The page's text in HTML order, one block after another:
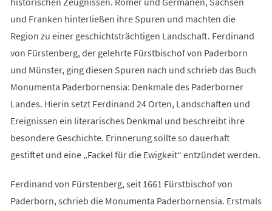
und Franken hinterließen ihre Spuren und machten die
Region zu einer geschichtsträchtigen Landschaft. Ferdinand
von Fürstenberg, der gelehrte Fürstbischof von Paderborn
und Münster, ging diesen Spuren nach und schrieb das Buch
Monumenta Paderbornensia: Denkmale des Paderborner
Landes. Hierin setzt Ferdinand 24 Orten, Landschaften und
Ereignissen ein literarisches Denkmal und beschreibt ihre
besondere Geschichte. Erinnerung sollte so dauerhaft
gestiftet und eine „Fackel für die Ewigkeit“ entzündet werden.
Ferdinand von Fürstenberg, seit 1661 Fürstbischof von
Paderborn, schrieb die Monumenta Paderbornensia. Erstmals